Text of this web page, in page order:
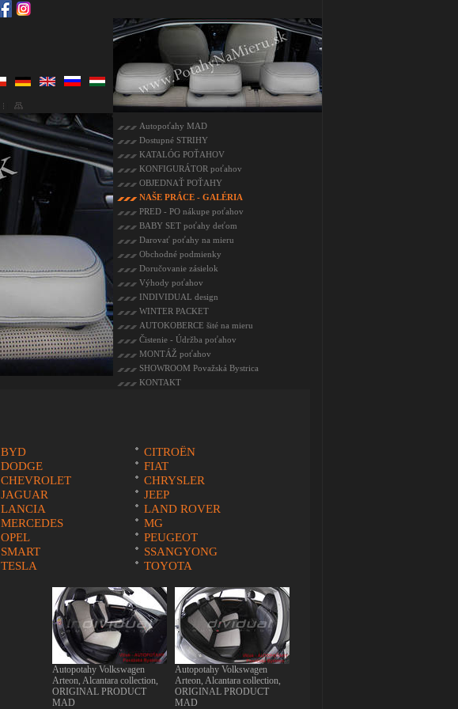
Autopoťahy MAD
Dostupné STRIHY
KATALÓG POŤAHOV
KONFIGURÁTOR poťahov
OBJEDNAŤ POŤAHY
NAŠE PRÁCE - GALÉRIA
PRED - PO nákupe poťahov
BABY SET poťahy deťom
Darovať poťahy na mieru
Obchodné podmienky
Doručovanie zásielok
Výhody poťahov
INDIVIDUAL design
WINTER PACKET
AUTOKOBERCE šité na mieru
Čistenie - Údržba poťahov
MONTÁŽ poťahov
SHOWROOM Považská Bystrica
KONTAKT
BYD
CITROËN
DODGE
FIAT
CHEVROLET
CHRYSLER
JAGUAR
JEEP
LANCIA
LAND ROVER
MERCEDES
MG
OPEL
PEUGEOT
SMART
SSANGYONG
TESLA
TOYOTA
Autopotahy Volkswagen
Arteon, Alcantara collection,
ORIGINAL PRODUCT
MAD
Autopotahy Volkswagen
Arteon, Alcantara collection,
ORIGINAL PRODUCT
MAD